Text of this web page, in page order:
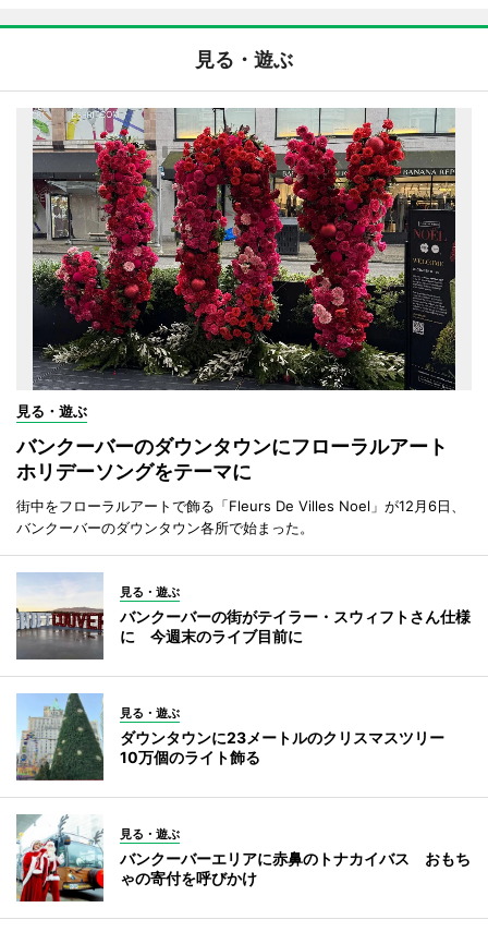
見る・遊ぶ
見る・遊ぶ
バンクーバーのダウンタウンにフローラルアート
ホリデーソングをテーマに
街中をフローラルアートで飾る「Fleurs De Villes Noel」が12月6日、
バンクーバーのダウンタウン各所で始まった。
見る・遊ぶ
バンクーバーの街がテイラー・スウィフトさん仕様
に 今週末のライブ目前に
見る・遊ぶ
ダウンタウンに23メートルのクリスマスツリー
10万個のライト飾る
見る・遊ぶ
バンクーバーエリアに赤鼻のトナカイバス おもち
ゃの寄付を呼びかけ